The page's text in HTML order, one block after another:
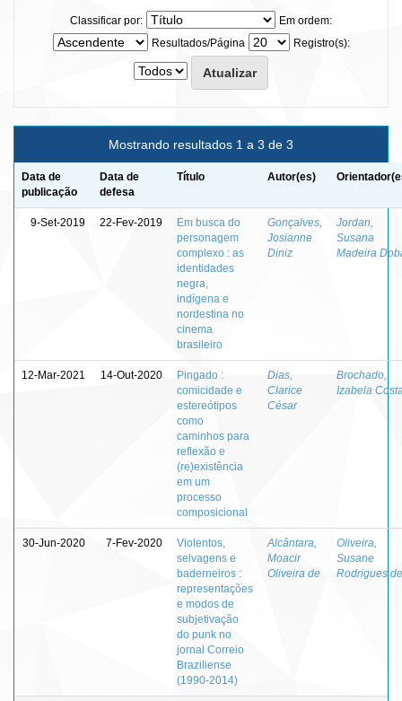
Classificar por:
Em ordem:
Resultados/Página
Registro(s):
Mostrando resultados 1 a 3 de 3
Data de
publicação
Data de
defesa
Título Autor(es)
9-Set-2019 22-Fev-2019
Em busca do
personagem
complexo : as
identidades
negra,
indígena e
nordestina no
cinema
brasileiro
Gonçalves,
Josianne
Diniz
Jordan,
Susana
Madeira
12-Mar-2021 14-Out-2020
Pingado :
comicidade e
estereótipos
como
caminhos para
reflexão e
(re)existência
em um
processo
composicional
Dias,
Clarice
César
Brochado,
Izabela
30-Jun-2020 7-Fev-2020
Violentos,
selvagens e
baderneiros :
representações
e modos de
subjetivação
do punk no
jornal Correio
Braziliense
(1990-2014)
Alcântara,
Moacir
Oliveira de
Oliveira,
Susane
Rodrigues de